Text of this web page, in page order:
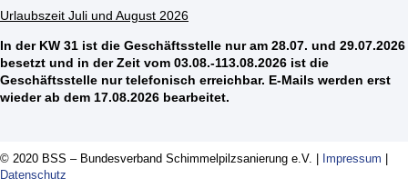
Urlaubszeit Juli und August 2026
In der KW 31 ist die Geschäftsstelle nur am 28.07. und 29.07.2026
besetzt und in der Zeit vom 03.08.-113.08.2026 ist die
Geschäftsstelle nur telefonisch erreichbar. E-Mails werden erst
wieder ab dem 17.08.2026 bearbeitet.
© 2020 BSS – Bundesverband Schimmelpilzsanierung e.V. | Impressum
Datenschutz